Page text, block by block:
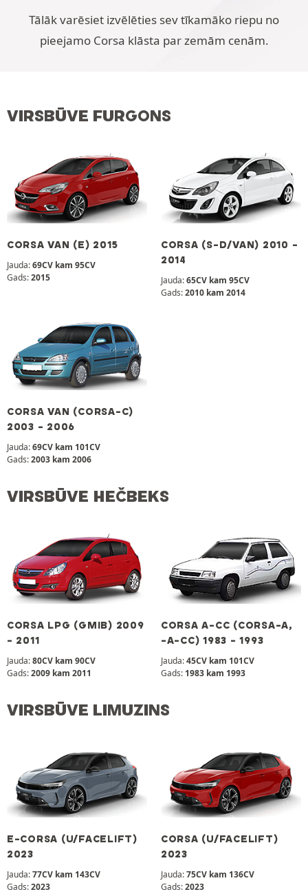
Tālāk varēsiet izvēlēties sev tīkamāko riepu no
pieejamo Corsa klāsta par zemām cenām.
VIRSBŪVE FURGONS
CORSA VAN (E) 2015
Jauda:69CV kam 95CV
Gads:2015
CORSA (S-D/VAN) 2010 -
2014
Jauda:65CV kam 95CV
Gads:2010 kam 2014
CORSA VAN (CORSA-C)
2003 - 2006
Jauda:69CV kam 101CV
Gads:2003 kam 2006
VIRSBŪVE HEČBEKS
CORSA LPG (GMIB) 2009
- 2011
Jauda:80CV kam 90CV
Gads:2009 kam 2011
CORSA A-CC (CORSA-A,
-A-CC) 1983 - 1993
Jauda:45CV kam 101CV
Gads: 1983 kam 1993
VIRSBŪVE LIMUZINS
E-CORSA (U/FACELIFT)
2023
Jauda:77CV kam 143CV
Gads:2023
CORSA (U/FACELIFT)
2023
Jauda:75CV kam 136CV
Gads:2023